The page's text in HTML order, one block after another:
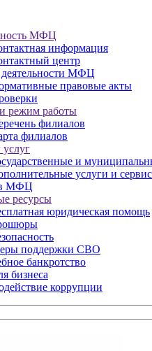
МФЦ
информация
центр
МФЦ
правовые акты
режим работы
филиалов
филиалов
услуг
и
услуги и
в МФЦ
ресурсы
юридическая помощь
поддержки СВО
банкротство
бизнеса
коррупции